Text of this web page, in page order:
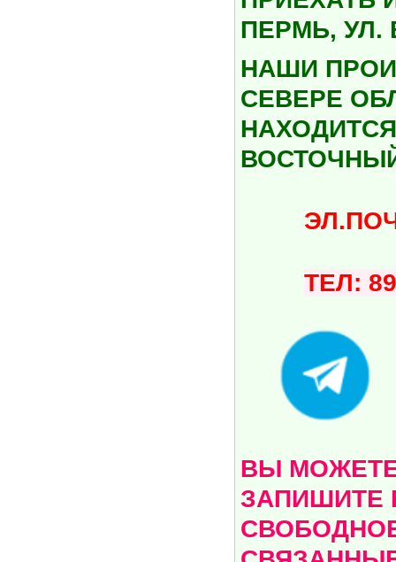
ПЕРМЬ, УЛ.
НАШИ
СЕВЕРЕ
ТЕЛ:
ВЫ МОЖЕТЕ
ЗАПИШИТЕ